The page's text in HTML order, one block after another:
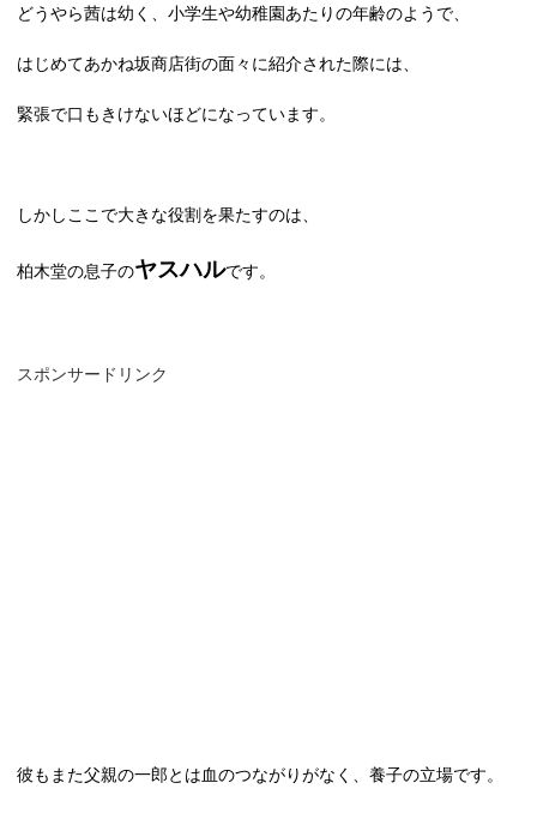
どうやら茜は幼く、小学生や幼稚園あたりの年齢のようで、
はじめてあかね坂商店街の面々に紹介された際には、
緊張で口もきけないほどになっています。
しかしここで大きな役割を果たすのは、
柏木堂の息子のヤスハルです。
スポンサードリンク
彼もまた父親の一郎とは血のつながりがなく、養子の立場です。